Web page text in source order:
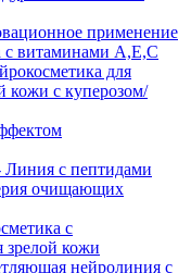
применение
с витаминами A,Е,С
для
кожи с куперозом/
Линия с пептидами
очищающих
с
зрелой кожи
нейролиния с